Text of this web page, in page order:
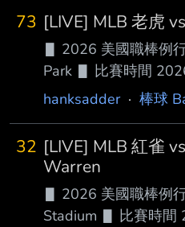
73 [LIVE] MLB 老虎
▋ 2026 美國職棒例
Park ▋ 比賽時間
虎 █ AVG OBP SLG
11 42 11 71 ２
.386 .408 .794 7 29
DH .272 .335 .520
hanksadder· 棒球
32 [LIVE] MLB 紅雀
Warren
▋ 2026 美國職棒例
Stadium ▋ 比賽時間